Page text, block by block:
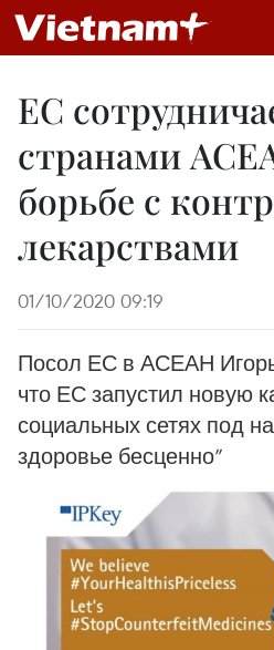
ЕС
странами
борьбе с
лекарствами
01/10/2020 09:19
Посол ЕС в АСЕАН
что ЕС запустил новую
социальных сетях под
здоровье бесценно”